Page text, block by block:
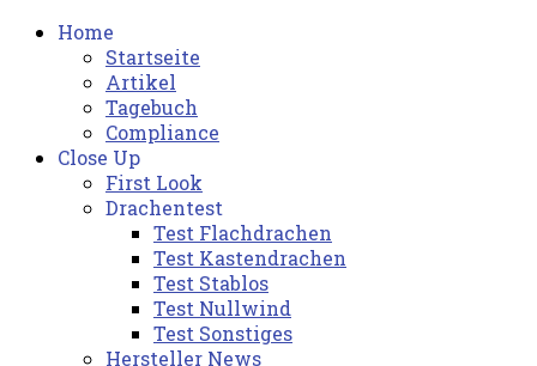
Home
Startseite
Artikel
Tagebuch
Compliance
Close Up
First Look
Drachentest
Test Flachdrachen
Test Kastendrachen
Test Stablos
Test Nullwind
Test Sonstiges
Hersteller News